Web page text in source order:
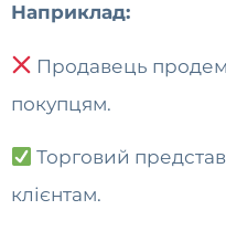
Наприклад:
Продавець
покупцям.
Торговий
клієнтам.